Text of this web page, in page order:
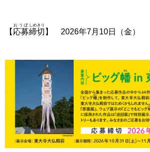
【 応募
おうぼ
締切
しめきり
】 2026年7月10日（金）